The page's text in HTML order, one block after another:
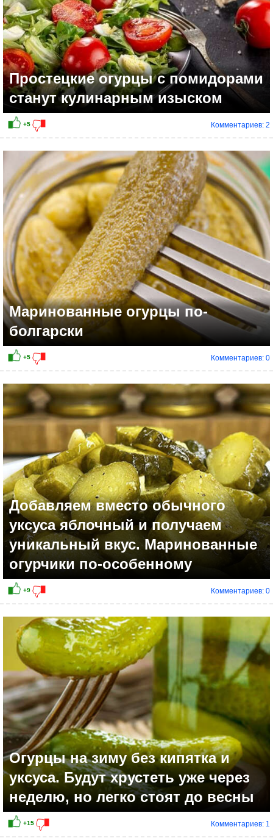
+11
Простецкие огурцы с помидорами
станут кулинарным изыском
Комментариев: 2
Маринованные огурцы по-
болгарски
Комментариев: 0
Добавляем вместо обычного
уксуса яблочный и получаем
уникальный вкус. Маринованные
огурчики по-особенному
Комментариев: 0
Огурцы на зиму без кипятка и
уксуса. Будут хрустеть уже через
неделю, но легко стоят до весны
Комментариев: 1